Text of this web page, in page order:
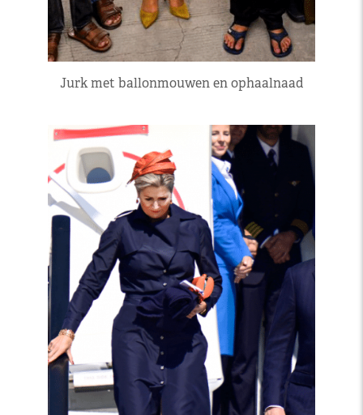
Jurk met ballonmouwen en ophaalnaad